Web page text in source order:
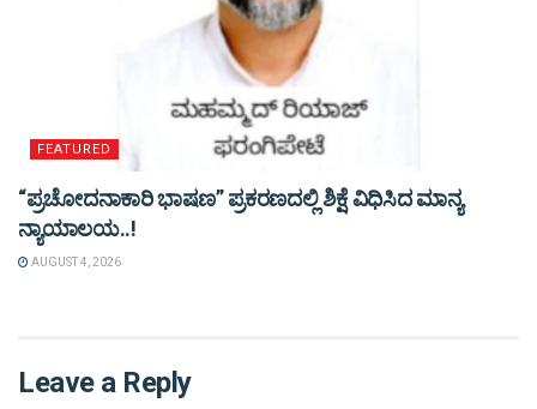
FEATURED
“ಪ್ರಚೋದನಾಕಾರಿ ಭಾಷಣ” ಪ್ರಕರಣದಲ್ಲಿ ಶಿಕ್ಷೆ ವಿಧಿಸಿದ ಮಾನ್ಯ
ನ್ಯಾಯಾಲಯ..!
AUGUST 4, 2026
Leave a Reply